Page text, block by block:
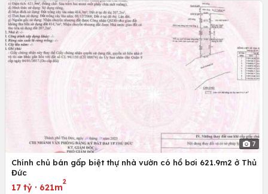
7
Chính chủ bán gấp biệt thự nhà vườn có hồ bơi 621.9m2 ở Thủ
Đức
17 tỷ · 621m
2